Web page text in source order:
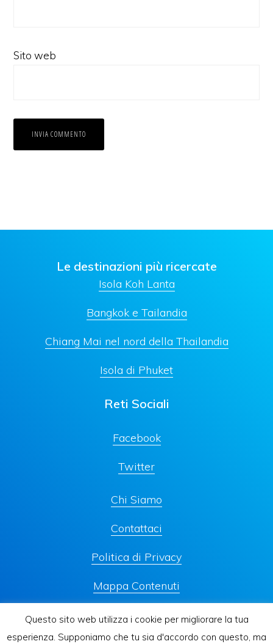
Sito web
Le destinazioni più ricercate
Isola Koh Lanta
Bangkok e Tailandia
Chiang Mai nel nord della Thailandia
Isola di Phuket
Reti Sociali
Facebook
Twitter
Chi Siamo
Contattaci
Politica di Privacy
Mappa Contenuti
Questo sito web utilizza i cookie per migliorare la tua
esperienza. Supponiamo che tu sia d'accordo con questo, ma